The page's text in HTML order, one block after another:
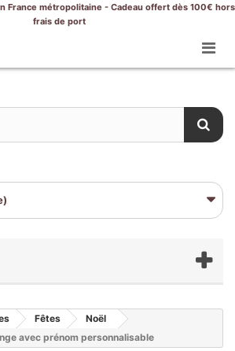
France métropolitaine - Cadeau offert dès 100€ hors
frais de port
Fêtes
Noël
avec prénom personnalisable